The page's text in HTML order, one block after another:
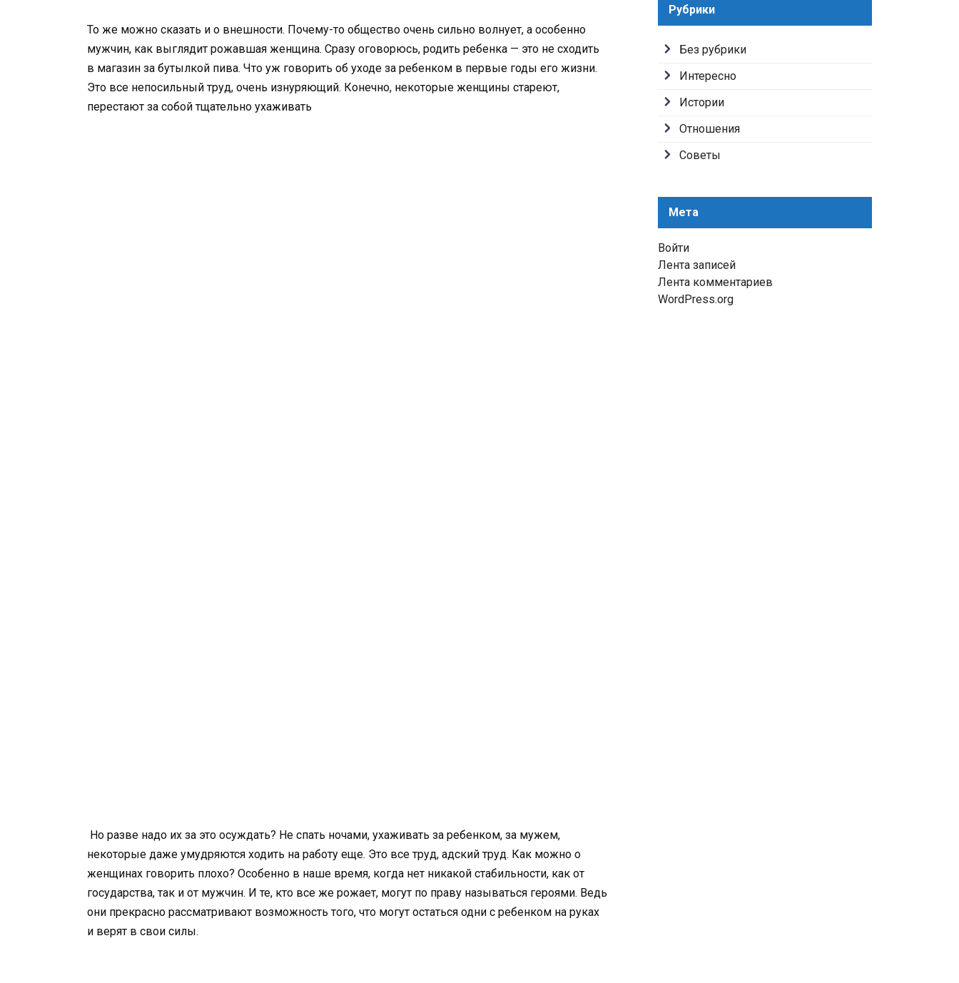
То же можно сказать и о внешности. Почему-то общество очень сильно волнует, а особенно
мужчин, как выглядит рожавшая женщина. Сразу оговорюсь, родить ребенка — это не сходить
в магазин за бутылкой пива. Что уж говорить об уходе за ребенком в первые годы его жизни.
Это все непосильный труд, очень изнуряющий. Конечно, некоторые женщины стареют,
перестают за собой тщательно ухаживать
Но разве надо их за это осуждать? Не спать ночами, ухаживать за ребенком, за мужем,
некоторые даже умудряются ходить на работу еще. Это все труд, адский труд. Как можно о
женщинах говорить плохо? Особенно в наше время, когда нет никакой стабильности, как от
государства, так и от мужчин. И те, кто все же рожает, могут по праву называться героями. Ведь
они прекрасно рассматривают возможность того, что могут остаться одни с ребенком на руках
и верят в свои силы.
Рубрики
Без рубрики
Интересно
Истории
Отношения
Советы
Мета
Войти
Лента записей
Лента комментариев
WordPress.org